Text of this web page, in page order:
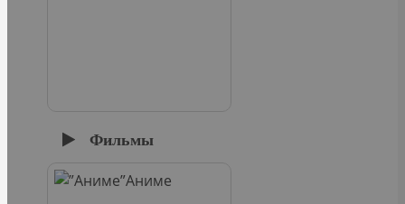
Фильмы
Аниме